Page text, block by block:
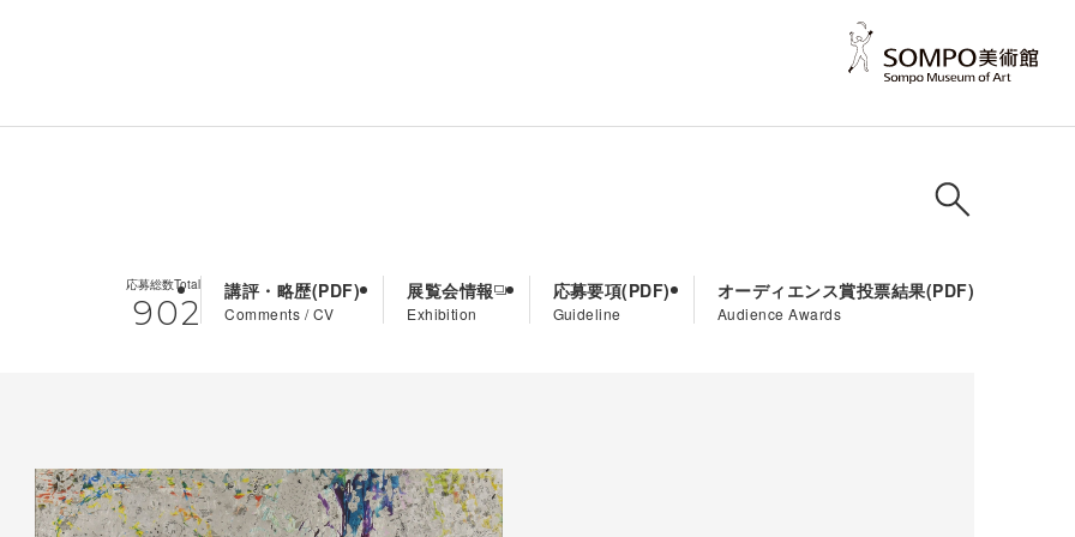
応募総数Total
902
講評・略歴
Comments / CV
展覧会情報
Exhibition
応募要項
Guideline
オーディエンス賞投票結果
Audience Awards